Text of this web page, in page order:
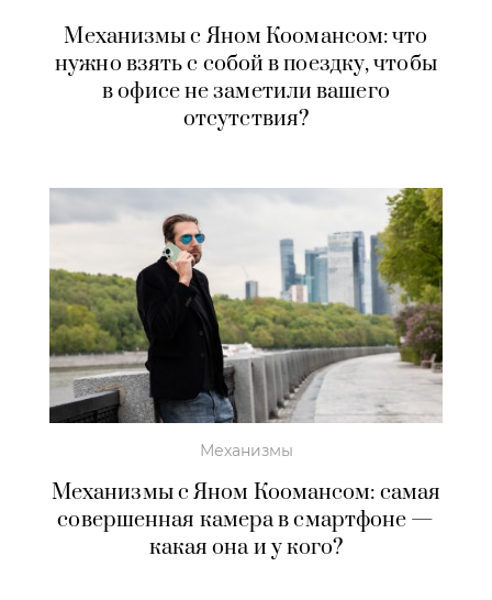
Механизмы с Яном Коомансом: что
нужно взять с собой в поездку, чтобы
в офисе не заметили вашего
отсутствия?
Механизмы
Механизмы с Яном Коомансом: самая
совершенная камера в смартфоне —
какая она и у кого?